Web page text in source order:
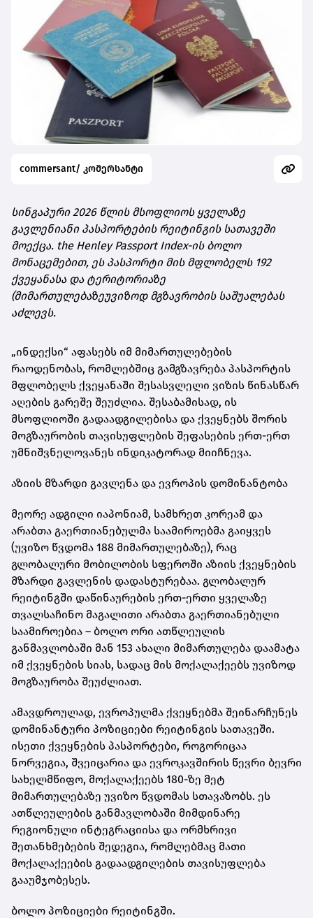
commersant/ კომერსანტი
სინგაპური 2026 წლის მსოფლიოს ყველაზე
გავლენიანი პასპორტების რეიტინგის სათავეში
მოექცა. the Henley Passport Index-ის ბოლო
მონაცემებით, ეს პასპორტი მის მფლობელს 192
ქვეყანასა და ტერიტორიაზე
(მიმართულებაზეუვიზოდ მგზავრობის საშუალებას
აძლევს.
„ინდექსი“ აფასებს იმ მიმართულებების
რაოდენობას, რომლებშიც გამგზავრება პასპორტის
მფლობელს ქვეყანაში შესასვლელი ვიზის წინასწარ
აღების გარეშე შეუძლია. შესაბამისად, ის
მსოფლიოში გადაადგილებისა და ქვეყნებს შორის
მოგზაურობის თავისუფლების შეფასების ერთ-ერთ
უმნიშვნელოვანეს ინდიკატორად მიიჩნევა.
აზიის მზარდი გავლენა და ევროპის დომინანტობა
მეორე ადგილი იაპონიამ, სამხრეთ კორეამ და
არაბთა გაერთიანებულმა საამიროებმა გაიყვეს
(უვიზო წვდომა 188 მიმართულებაზე), რაც
გლობალური მობილობის სფეროში აზიის ქვეყნების
მზარდი გავლენის დადასტურებაა. გლობალურ
რეიტინგში დაწინაურების ერთ-ერთი ყველაზე
თვალსაჩინო მაგალითი არაბთა გაერთიანებული
საამიროებია – ბოლო ორი ათწლეულის
განმავლობაში მან 153 ახალი მიმართულება დაამატა
იმ ქვეყნების სიას, სადაც მის მოქალაქეებს უვიზოდ
მოგზაურობა შეუძლიათ.
ამავდროულად, ევროპულმა ქვეყნებმა შეინარჩუნეს
დომინანტური პოზიციები რეიტინგის სათავეში.
ისეთი ქვეყნების პასპორტები, როგორიცაა
ნორვეგია, შვეიცარია და ევროკავშირის წევრი ბევრი
სახელმწიფო, მოქალაქეებს 180-ზე მეტ
მიმართულებაზე უვიზო წვდომას სთავაზობს. ეს
ათწლეულების განმავლობაში მიმდინარე
რეგიონული ინტეგრაციისა და ორმხრივი
შეთანხმებების შედეგია, რომლებმაც მათი
მოქალაქეების გადაადგილების თავისუფლება
გააუმჯობესეს.
ბოლო პოზიციები რეიტინგში.